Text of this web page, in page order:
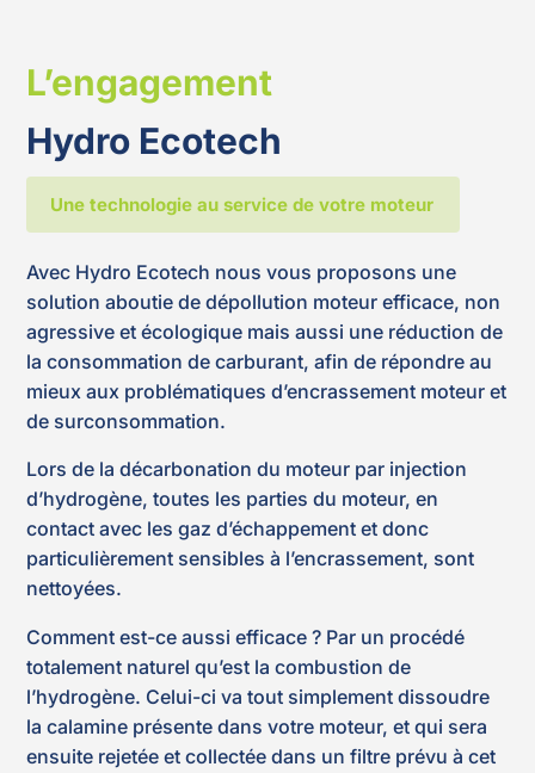
L’engagement
Hydro Ecotech
Une technologie au service de votre moteur
Avec Hydro Ecotech nous vous proposons une
solution aboutie de dépollution moteur efficace, non
agressive et écologique mais aussi une réduction de
la consommation de carburant, afin de répondre au
mieux aux problématiques d’encrassement moteur et
de surconsommation.
Lors de la décarbonation du moteur par injection
d’hydrogène, toutes les parties du moteur, en
contact avec les gaz d’échappement et donc
particulièrement sensibles à l’encrassement, sont
nettoyées.
Comment est-ce aussi efficace ? Par un procédé
totalement naturel qu’est la combustion de
l’hydrogène. Celui-ci va tout simplement dissoudre
la calamine présente dans votre moteur, et qui sera
ensuite rejetée et collectée dans un filtre prévu à cet